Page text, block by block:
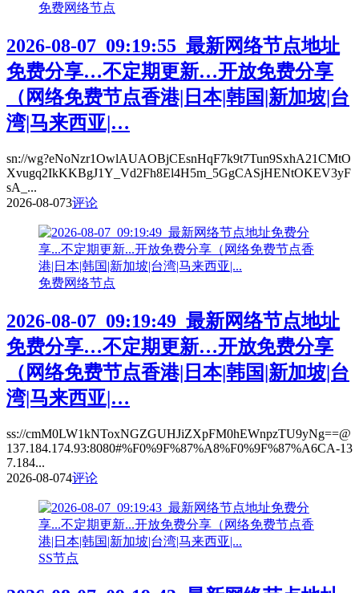
免费网络节点
2026-08-07_09:19:55_最新网络节点地址
免费分享…不定期更新…开放免费分享
（网络免费节点香港|日本|韩国|新加坡|台
湾|马来西亚|…
sn://wg?eNoNzr1OwlAUAOBjCEsnHqF7k9t7Tun9SxhA21CMtO
Xvugq2IkKKBgJ1Y_Vd2Fh8El4H5m_5GgCASjHENtOKEV3yF
sA_...
2026-08-073评论
免费网络节点
2026-08-07_09:19:49_最新网络节点地址
免费分享…不定期更新…开放免费分享
（网络免费节点香港|日本|韩国|新加坡|台
湾|马来西亚|…
ss://cmM0LW1kNToxNGZGUHJiZXpFM0hEWnpzTU9yNg==@
137.184.174.93:8080#%F0%9F%87%A8%F0%9F%87%A6CA-13
7.184...
2026-08-074评论
SS节点